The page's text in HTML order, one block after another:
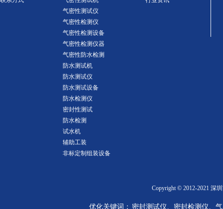
气密性测试仪
气密性检测仪
气密性检测设备
气密性检测仪器
气密性防水检测
防水测试机
防水测试仪
防水测试设备
防水检测仪
密封性测试
防水检测
试水机
辅助工装
非标定制组装设备
Copyright © 2012-2021 深
优化关键词： 密封测试仪、密封检测仪、